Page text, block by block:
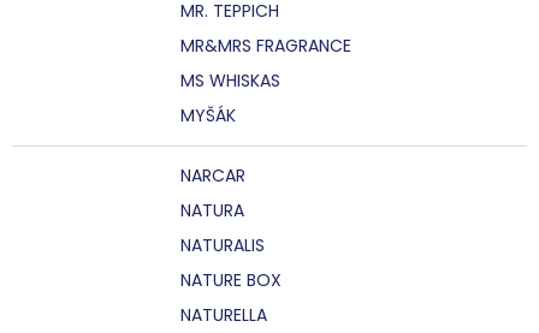
MR. TEPPICH
MR&MRS FRAGRANCE
MS WHISKAS
MYŠÁK
NARCAR
NATURA
NATURALIS
NATURE BOX
NATURELLA